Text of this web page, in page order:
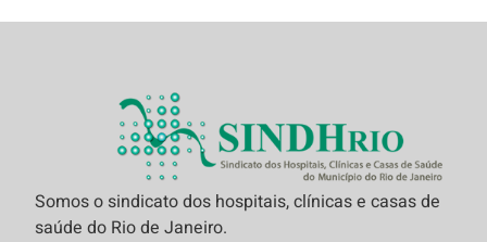
Somos o sindicato dos hospitais, clínicas e casas de
saúde do Rio de Janeiro.